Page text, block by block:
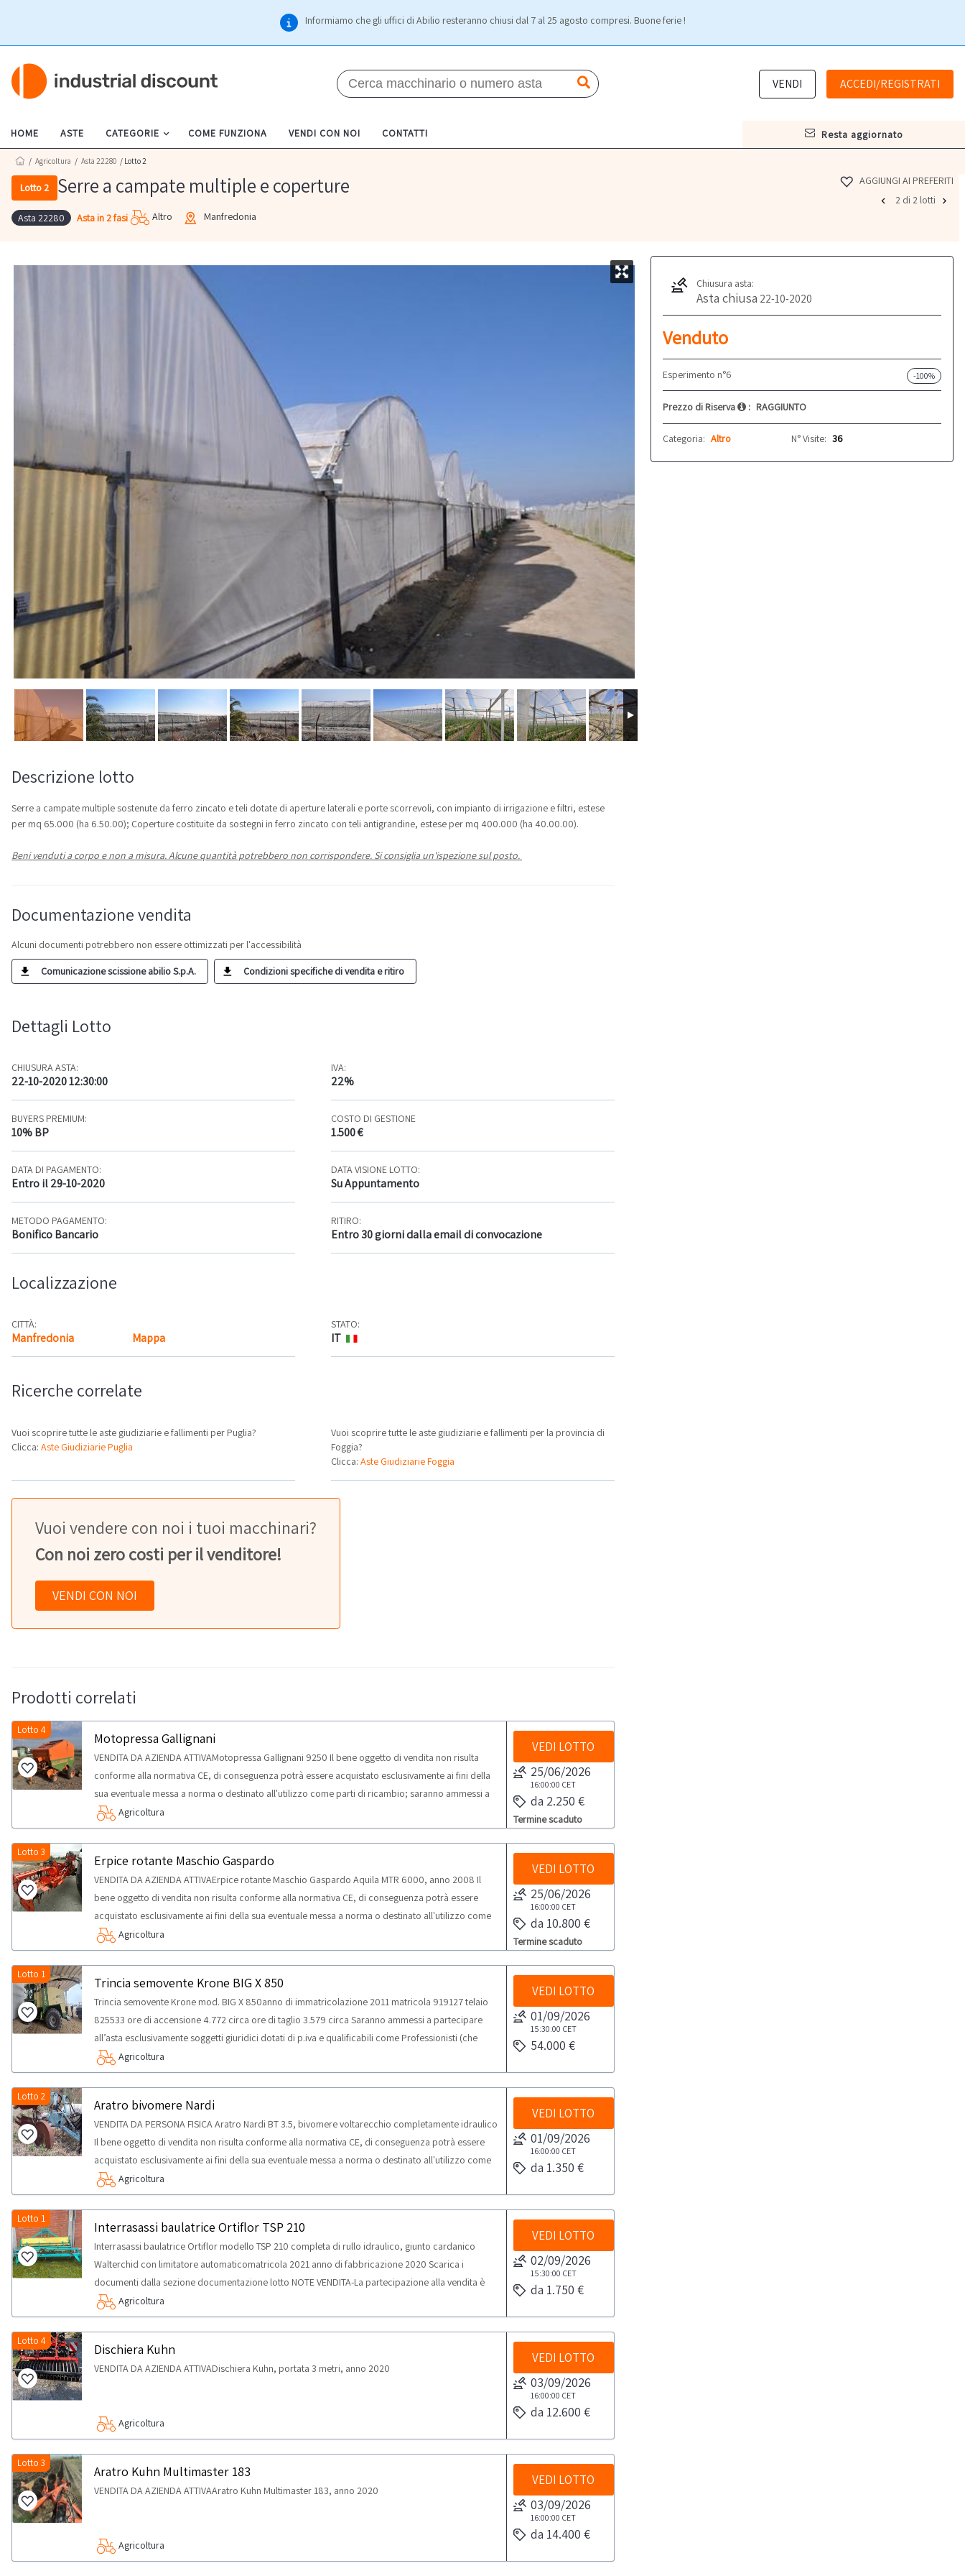
Informiamo che gli uffici di Abilio resteranno chiusi dal 7 al 25 agosto compresi. Buone ferie !
VENDI ACCEDI/REGISTRATI
HOME ASTE CATEGORIE COME FUNZIONA VENDI CON NOI CONTATTI resta aggiornato
/ Agricoltura / Asta 22280 / Lotto 2
Lotto 2 Serre a campate multiple e coperture
Asta 22280 Asta in 2 fasi Altro Manfredonia
AGGIUNGI AI PREFERITI
2 di 2 lotti
Chiusura asta:
Asta chiusa 22-10-2020
Venduto
Esperimento n°6 -100%
Prezzo di Riserva : RAGGIUNTO
Categoria: Altro N° Visite: 36
Descrizione lotto
Serre a campate multiple sostenute da ferro zincato e teli dotate di aperture laterali e porte scorrevoli, con impianto di irrigazione e filtri, estese
per mq 65.000 (ha 6.50.00); Coperture costituite da sostegni in ferro zincato con teli antigrandine, estese per mq 400.000 (ha 40.00.00).
Beni venduti a corpo e non a misura. Alcune quantità potrebbero non corrispondere. Si consiglia un'ispezione sul posto.
Documentazione vendita
Alcuni documenti potrebbero non essere ottimizzati per l'accessibilità
Comunicazione scissione abilio S.p.A. Condizioni specifiche di vendita e ritiro
Dettagli Lotto
CHIUSURA ASTA:
22-10-2020 12:30:00
IVA:
22%
BUYERS PREMIUM:
10% BP
COSTO DI GESTIONE
1.500 €
DATA DI PAGAMENTO:
Entro il 29-10-2020
DATA VISIONE LOTTO:
Su Appuntamento
METODO PAGAMENTO:
Bonifico Bancario
RITIRO:
Entro 30 giorni dalla email di convocazione
Localizzazione
CITTÀ:
Manfredonia Mappa
STATO:
IT
Ricerche correlate
Vuoi scoprire tutte le aste giudiziarie e fallimenti per Puglia?
Clicca: Aste Giudiziarie Puglia
Vuoi scoprire tutte le aste giudiziarie e fallimenti per la provincia di
Foggia?
Clicca:Aste Giudiziarie Foggia
Vuoi vendere con noi i tuoi macchinari?
Con noi zero costi per il venditore!
VENDI CON NOI
Prodotti correlati
Lotto 4
Motopressa Gallignani
VENDITA DA AZIENDA ATTIVAMotopressa Gallignani 9250 Il bene oggetto di vendita non risulta
conforme alla normativa CE, di conseguenza potrà essere acquistato esclusivamente ai fini della
sua eventuale messa a norma o destinato all'utilizzo come parti di ricambio; saranno ammessi a
partecipare all’asta esclusivamente soggetti giuridici dotati di p.iva e qualificabili come
Professionisti (che acquistano i beni solo per uso professionale e non per uso privato) ai sensi del
d.lgs. 206/2005. Nello specifico la vendita è rivolta esclusivamente a soggetti riparatori e
produttori di settore relativamente alla categoria merceologica in vendita.
Agricoltura
VEDI LOTTO
25/06/2026
16:00:00 CET
da 2.250 €
Termine scaduto
Lotto 3
Erpice rotante Maschio Gaspardo
VENDITA DA AZIENDA ATTIVAErpice rotante Maschio Gaspardo Aquila MTR 6000, anno 2008 Il
bene oggetto di vendita non risulta conforme alla normativa CE, di conseguenza potrà essere
acquistato esclusivamente ai fini della sua eventuale messa a norma o destinato all'utilizzo come
parti di ricambio; saranno ammessi a partecipare all’asta esclusivamente soggetti giuridici dotati
di p.iva e qualificabili come Professionisti (che acquistano i beni solo per uso professionale e non
per uso privato) ai sensi del d.lgs. 206/2005. Nello specifico la vendita è rivolta esclusivamente a
soggetti riparatori e produttori di settore relativamente alla categoria merceologica in vendita.
Agricoltura
VEDI LOTTO
25/06/2026
16:00:00 CET
da 10.800 €
Termine scaduto
Lotto 1
Trincia semovente Krone BIG X 850
Trincia semovente Krone mod. BIG X 850anno di immatricolazione 2011 matricola 919127 telaio
825533 ore di accensione 4.772 circa ore di taglio 3.579 circa Saranno ammessi a partecipare
all’asta esclusivamente soggetti giuridici dotati di p.iva e qualificabili come Professionisti (che
acquistano i beni solo per uso professionale e non per uso privato) ai sensi del d.lgs. 206/2005.
Agricoltura
VEDI LOTTO
01/09/2026
15:30:00 CET
54.000 €
Lotto 2
Aratro bivomere Nardi
VENDITA DA PERSONA FISICA Aratro Nardi BT 3.5, bivomere voltarecchio completamente idraulico
Il bene oggetto di vendita non risulta conforme alla normativa CE, di conseguenza potrà essere
acquistato esclusivamente ai fini della sua eventuale messa a norma o destinato all'utilizzo come
parti di ricambio; saranno ammessi a partecipare all’asta esclusivamente soggetti giuridici dotati
di p.iva e qualificabili come Professionisti (che acquistano i beni solo per uso professionale e non
per uso privato) ai sensi del d.lgs. 206/2005. Nello specifico la vendita è rivolta esclusivamente a
soggetti riparatori e produttori di settore relativamente alla categoria merceologica in vendita.
Agricoltura
VEDI LOTTO
01/09/2026
16:00:00 CET
da 1.350 €
Lotto 1
Interrasassi baulatrice Ortiflor TSP 210
Interrasassi baulatrice Ortiflor modello TSP 210 completa di rullo idraulico, giunto cardanico
Walterchid con limitatore automaticomatricola 2021 anno di fabbricazione 2020 Scarica i
documenti dalla sezione documentazione lotto NOTE VENDITA-La partecipazione alla vendita è
consentita esclusivamente a soggetti giuridici dotati di P.IVA e qualificabili come Professionisti
(ossia che acquistano i beni per uso professionale e non per uso privato) ai sensi del d.lgs.
206/2005, fatta salva l’espressa esclusione dalla partecipazione a soggetti qualificabili come
rottamatori ovvero altre eventuali specifiche limitazioni espressamente indicate nella scheda di
lotto.-È espressamente esclusa la partecipazione ai soggetti che rientrano nella categoria dei
Agricoltura
VEDI LOTTO
02/09/2026
15:30:00 CET
da 1.750 €
Lotto 4
Dischiera Kuhn
VENDITA DA AZIENDA ATTIVADischiera Kuhn, portata 3 metri, anno 2020
Agricoltura
VEDI LOTTO
03/09/2026
16:00:00 CET
da 12.600 €
Lotto 3
Aratro Kuhn Multimaster 183
VENDITA DA AZIENDA ATTIVAAratro Kuhn Multimaster 183, anno 2020
Agricoltura
VEDI LOTTO
03/09/2026
16:00:00 CET
da 14.400 €